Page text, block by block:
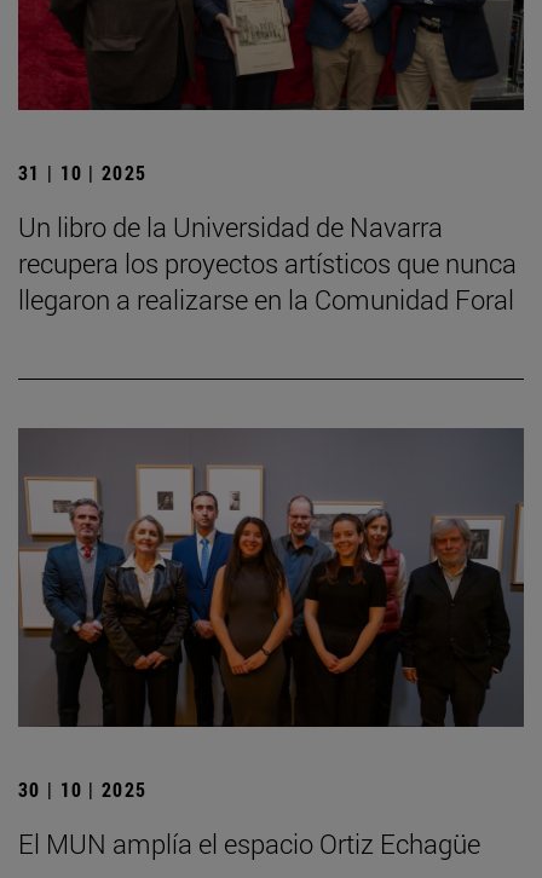
31 | 10 | 2025
Un libro de la Universidad de Navarra
recupera los proyectos artísticos que nunca
llegaron a realizarse en la Comunidad Foral
30 | 10 | 2025
El MUN amplía el espacio Ortiz Echagüe